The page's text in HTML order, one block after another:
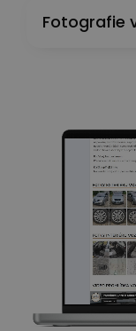
Fotografie